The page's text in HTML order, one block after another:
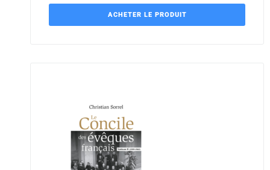
ACHETER LE PRODUIT